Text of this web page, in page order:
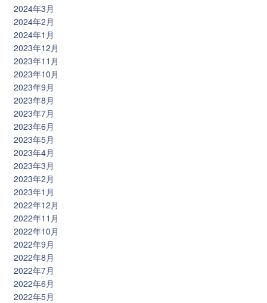
2024年3月
2024年2月
2024年1月
2023年12月
2023年11月
2023年10月
2023年9月
2023年8月
2023年7月
2023年6月
2023年5月
2023年4月
2023年3月
2023年2月
2023年1月
2022年12月
2022年11月
2022年10月
2022年9月
2022年8月
2022年7月
2022年6月
2022年5月